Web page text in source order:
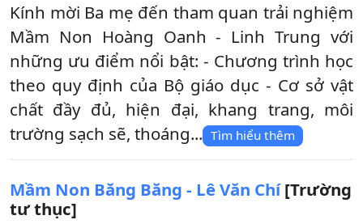
Kính mời Ba mẹ đến tham quan trải nghiệm
Mầm Non Hoàng Oanh - Linh Trung với
những ưu điểm nổi bật: - Chương trình học
theo quy định của Bộ giáo dục - Cơ sở vật
chất đầy đủ, hiện đại, khang trang, môi
trường sạch sẽ, thoáng... Tìm hiểu thêm
Mầm Non Băng Băng - Lê Văn Chí[Trường
tư thục]